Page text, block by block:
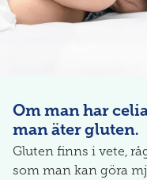
Om man har
man äter gluten.
Gluten finns i vete,
som man kan göra